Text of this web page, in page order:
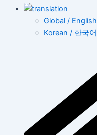
Global / English
Korean / 한국어